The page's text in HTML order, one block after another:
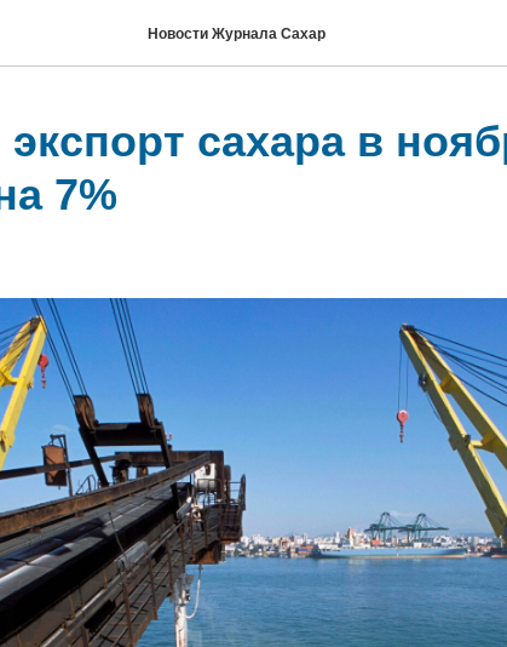
Новости Журнала Сахар
сахара в
7%